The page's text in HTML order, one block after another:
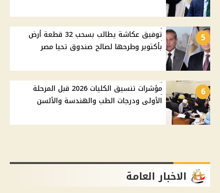
5
توفيق عكاشة يطالب بسحب 32 قطعة أرض
بأكتوبر وطرحها لصالح صندوق تحيا مصر
6
مؤشرات تنسيق الكليات 2026 قبل المرحلة
الأولى ودرجات الطب والهندسة والألسن
الاخبار العامة